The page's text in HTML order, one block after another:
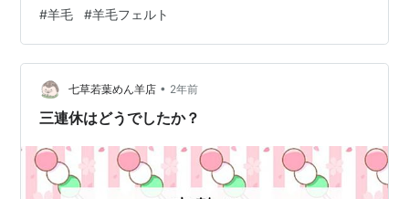
ました。口用の羊毛を取っておいてなかったので、頭の
赤を少しだけちぎってつけましたｗ 子どもたちは完成し
たのを見て『きのこやぁぁぁああん！！！』と驚いてま
した。ｗ たまにはこういうキットも楽しいよね～ 最後ま
で読んでいただきありがとうございました。★ー★ー★
#羊毛 #羊毛フェルト
七草若葉めん羊店 • 2年前
三連休はどうでしたか？